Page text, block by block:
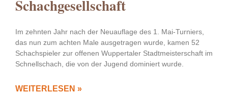
Schachgesellschaft
Im zehnten Jahr nach der Neuauflage des 1. Mai-Turniers,
das nun zum achten Male ausgetragen wurde, kamen 52
Schachspieler zur offenen Wuppertaler Stadtmeisterschaft im
Schnellschach, die von der Jugend dominiert wurde.
WEITERLESEN »